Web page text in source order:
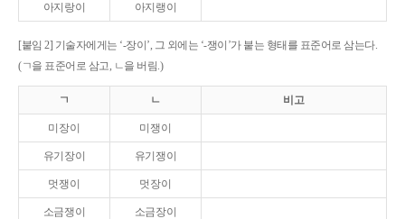
아지랑이 아지랭이
[붙임 2] 기술자에게는 ‘-장이’, 그 외에는 ‘-쟁이’가 붙는 형태를 표준어로 삼는다.
(ㄱ을 표준어로 삼고, ㄴ을 버림.)
ㄱ ㄴ 비고
미장이 미쟁이
유기장이 유기쟁이
멋쟁이 멋장이
소금쟁이 소금장이